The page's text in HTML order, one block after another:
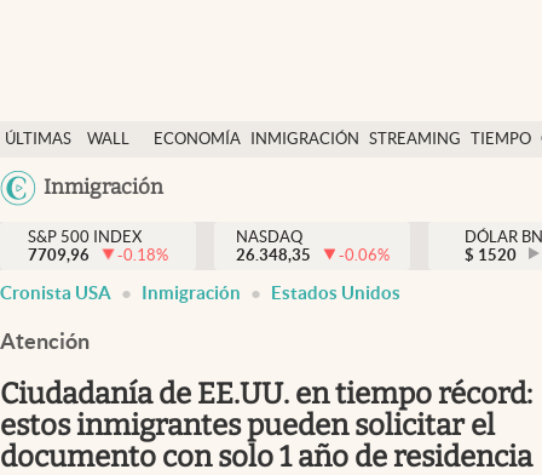
ÚLTIMAS
NOTICIAS
WALL
Y
DÓLAR
ECONOMÍA INMIGRACIÓN STREAMING TIEMPO
México
Inmigración
Finanzas y economía
Wall Street y dólar
Inmigración
Espiritual
Streaming
S&P 500 INDEX
7709,96
-0.18%
NASDAQ
26.348,35
-0.06%
DÓLAR
$ 1520
Cronista USA Inmigración Estados Unidos
Atención
Ciudadanía de EE.UU. en tiempo récord:
estos inmigrantes pueden solicitar el
documento con solo 1 año de residencia